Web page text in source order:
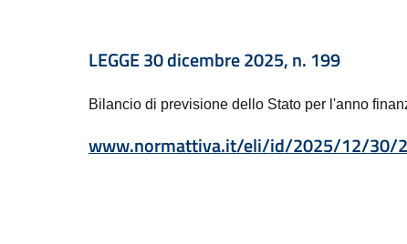
LEGGE 30 dicembre 2025, n. 199
Bilancio di previsione dello Stato per l'anno
www.normattiva.it/eli/id/2025/12/30/